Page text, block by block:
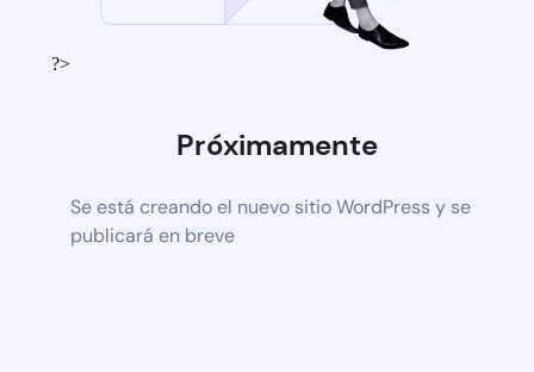
?>
Próximamente
Se está creando el nuevo sitio WordPress y se
publicará en breve